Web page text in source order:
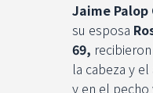
Jaime Palop
su esposa
69,
la cabeza y
y en el pecho